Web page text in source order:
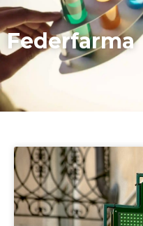
Federfarma